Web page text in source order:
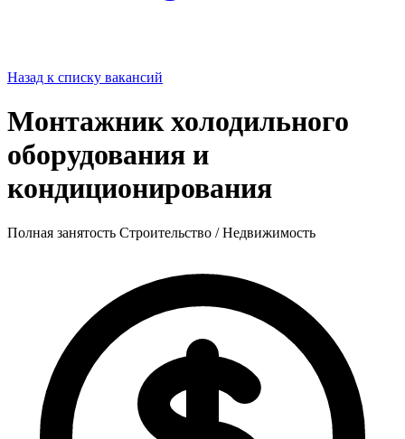
Назад к списку вакансий
Монтажник холодильного
оборудования и
кондиционирования
Полная занятость Строительство / Недвижимость